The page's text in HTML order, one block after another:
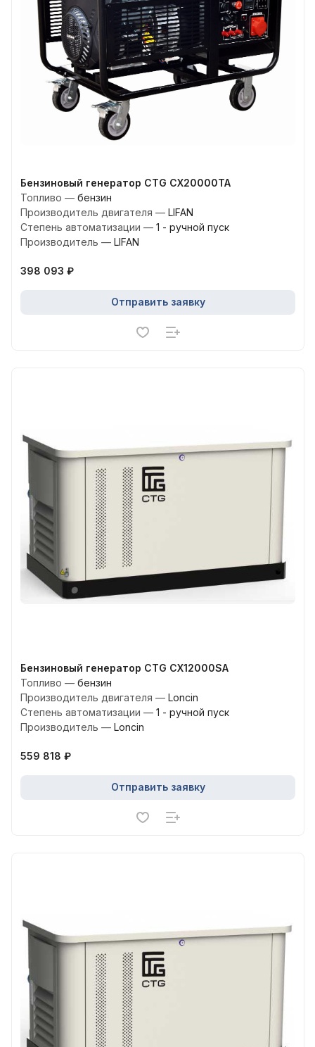
Бензиновый генератор CTG CX20000TA
Топливо — бензин
Производитель двигателя — LIFAN
Степень автоматизации — 1 - ручной пуск
Производитель — LIFAN
398 093 ₽
Отправить заявку
Бензиновый генератор CTG CX12000SA
Топливо — бензин
Производитель двигателя — Loncin
Степень автоматизации — 1 - ручной пуск
Производитель — Loncin
559 818 ₽
Отправить заявку